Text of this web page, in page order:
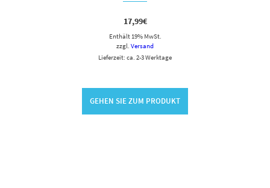
17,99€
Enthält 19% MwSt.
zzgl. Versand
Lieferzeit: ca. 2-3 Werktage
GEHEN SIE ZUM PRODUKT